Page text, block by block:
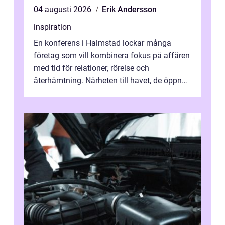
04 augusti 2026
Erik Andersson
inspiration
En konferens i Halmstad lockar många
företag som vill kombinera fokus på affären
med tid för relationer, rörelse och
återhämtning. Närheten till havet, de öppna